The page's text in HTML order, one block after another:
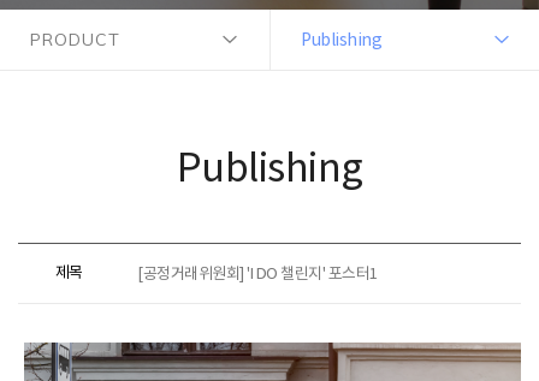
PRODUCT Publishing
Publishing
제목 [공정거래위원회] 'I DO 챌린지' 포스터1